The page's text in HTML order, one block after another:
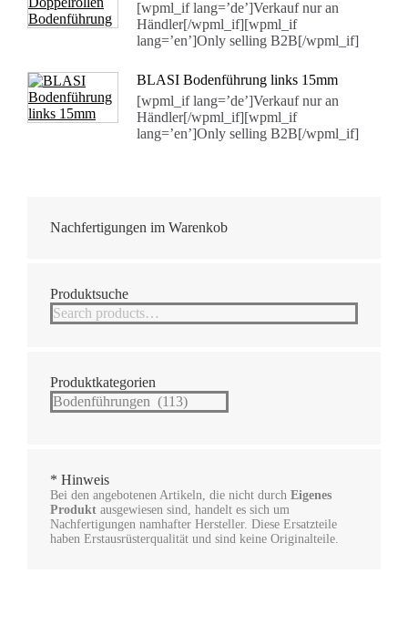
[wpml_if lang=’de’]Verkauf nur an
Händler[/wpml_if][wpml_if
lang=’en’]Only selling B2B[/wpml_if]
BLASI Bodenführung links 15mm
[wpml_if lang=’de’]Verkauf nur an
Händler[/wpml_if][wpml_if
lang=’en’]Only selling B2B[/wpml_if]
Nachfertigungen im Warenkob
Produktsuche
Produktkategorien
* Hinweis
Bei den angebotenen Artikeln, die nicht durch Eigenes
Produkt ausgewiesen sind, handelt es sich um
Nachfertigungen namhafter Hersteller. Diese Ersatzteile
haben Erstausrüsterqualität und sind keine Originalteile.